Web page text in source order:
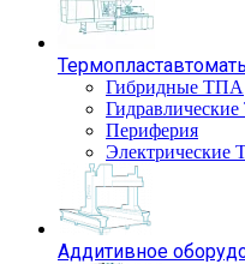
Гибридные ТПА
Периферия
Электрические
Аддитивное